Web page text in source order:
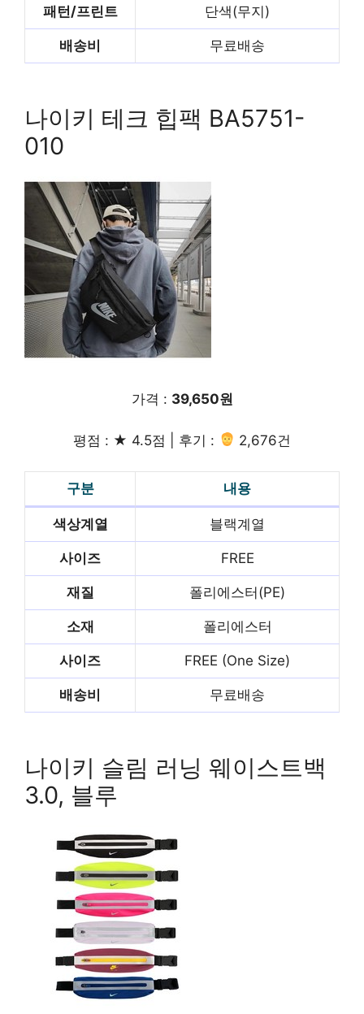
패턴/프린트 단색(무지)
배송비 무료배송
나이키 테크 힙팩 BA5751-
010
가격 : 39,650원
평점 : ★ 4.5점 | 후기 : 2,676건
구분 내용
색상계열 블랙계열
사이즈 FREE
재질 폴리에스터(PE)
소재 폴리에스터
사이즈 FREE (One Size)
배송비 무료배송
나이키 슬림 러닝 웨이스트백
3.0, 블루